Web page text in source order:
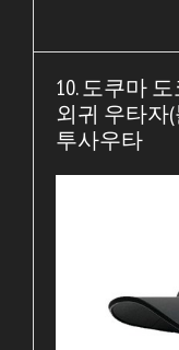
10. 도쿠마
외귀 우타자(
투사우타